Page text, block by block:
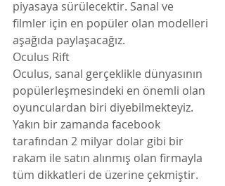
piyasaya sürülecektir. Sanal ve
filmler için en popüler olan modelleri
aşağıda paylaşacağız.
Oculus Rift
Oculus, sanal gerçeklikle dünyasının
popülerleşmesindeki en önemli olan
oyunculardan biri diyebilmekteyiz.
Yakın bir zamanda facebook
tarafından 2 milyar dolar gibi bir
rakam ile satın alınmış olan firmayla
tüm dikkatleri de üzerine çekmiştir.